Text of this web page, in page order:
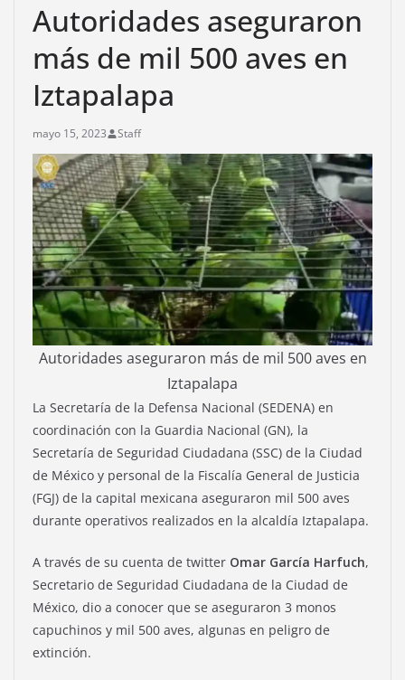
Autoridades aseguraron
más de mil 500 aves en
Iztapalapa
mayo 15, 2023 Staff
Autoridades aseguraron más de mil 500 aves en
Iztapalapa
La Secretaría de la Defensa Nacional (SEDENA) en
coordinación con la Guardia Nacional (GN), la
Secretaría de Seguridad Ciudadana (SSC) de la Ciudad
de México y personal de la Fiscalía General de Justicia
(FGJ) de la capital mexicana aseguraron mil 500 aves
durante operativos realizados en la alcaldía Iztapalapa.
A través de su cuenta de twitter Omar García Harfuch,
Secretario de Seguridad Ciudadana de la Ciudad de
México, dio a conocer que se aseguraron 3 monos
capuchinos y mil 500 aves, algunas en peligro de
extinción.